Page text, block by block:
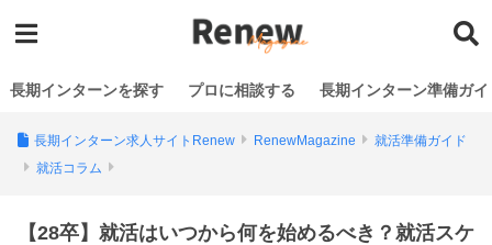
長期インターンを探す プロに相談する 長期インターン準備ガイ
長期インターン求人サイトRenew RenewMagazine
就活準備ガイド
就活コラム
【28卒】就活はいつから何を始めるべき？就活スケ